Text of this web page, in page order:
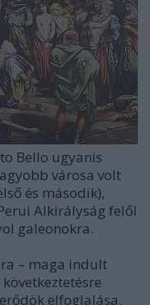
Bello ugyanis
városa volt
és második),
Alkirályság felől
galeonokra.
– maga indult
elfoglalása.